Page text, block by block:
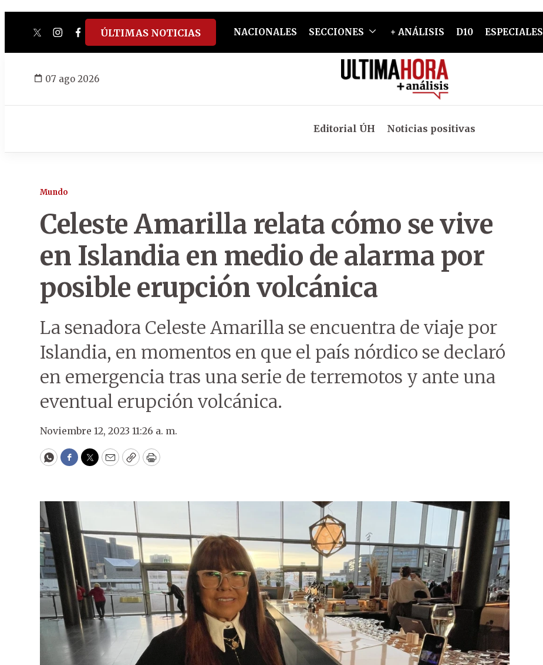
twitterinstagram
facebook
tiktokyoutube
spotify
ÚLTIMAS NOTICIAS NACIONALES SECCIONES + ANÁLISIS D10 ESPECIALES
07 ago 2026
Editorial ÚH Noticias positivas
Mundo
Celeste Amarilla relata cómo se vive
en Islandia en medio de alarma por
posible erupción volcánica
La senadora Celeste Amarilla se encuentra de viaje por
Islandia, en momentos en que el país nórdico se declaró
en emergencia tras una serie de terremotos y ante una
eventual erupción volcánica.
Noviembre 12, 2023 11:26 a. m.
WhatsApp
Facebook
Twitter
EmailCopyPrint